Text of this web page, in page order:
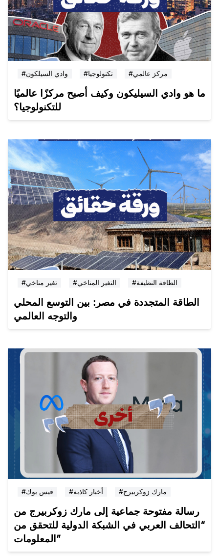
#وادي السيلكون #تكنولوجيا #مركز عالمي
ما هو وادي السيليكون وكيف أصبح مركزًا عالميًا
للتكنولوجيا؟
#تغير مناخي #التغير المناخي #الطاقة النظيفة
الطاقة المتجددة في مصر: بين التوسع المحلي
والتوجه العالمي
#فيس بوك #أخبار كاذبة #مارك زوكربيرج
رسالة مفتوحة جماعية إلى مارك زوكربيرج من
“التحالف العربي في الشبكة الدولية للتحقق من
المعلومات”